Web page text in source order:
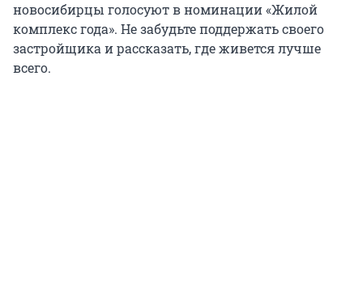
новосибирцы голосуют в номинации «Жилой
комплекс года». Не забудьте поддержать своего
застройщика и рассказать, где живется лучше
всего.